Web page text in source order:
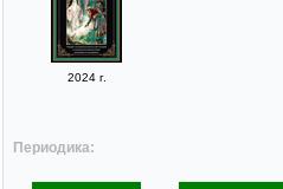
2024 г.
Периодика: